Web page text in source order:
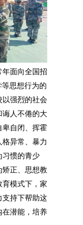
面向全国招
思想行为的
强烈的社会
诲人不倦的大
卑自闭、挥霍
异常、暴力
习惯的青少
正、思想教
模式下，家
支持下帮助这
在潜能，培养